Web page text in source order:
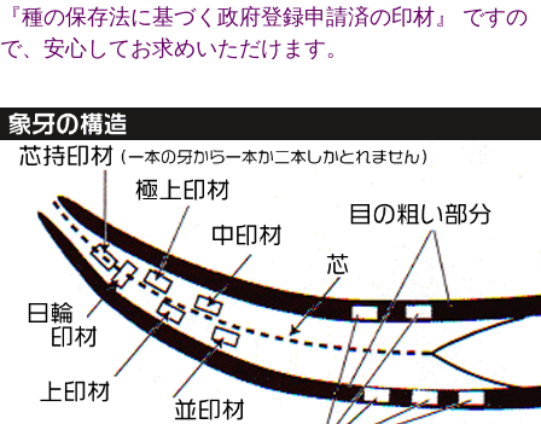
『種の保存法に基づく政府登録申請済の印材』 ですの
で、安心してお求めいただけます。